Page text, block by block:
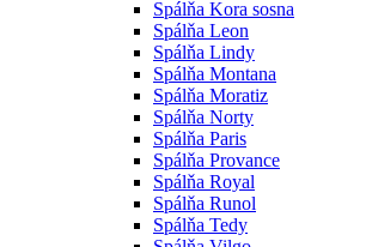
Spálňa Kora sosna
Spálňa Leon
Spálňa Lindy
Spálňa Montana
Spálňa Moratiz
Spálňa Norty
Spálňa Paris
Spálňa Provance
Spálňa Royal
Spálňa Runol
Spálňa Tedy